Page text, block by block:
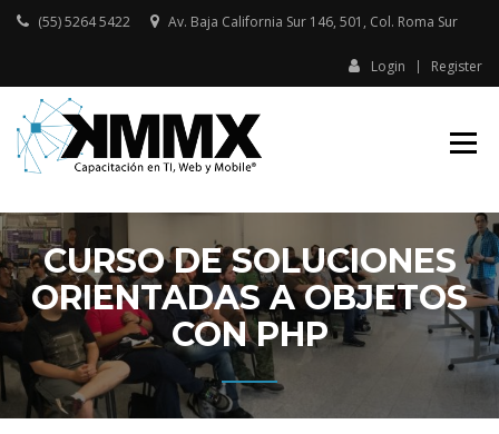
Skip
(55) 5264 5422 Av. Baja California Sur 146, 501, Col. Roma Sur​
Login Register
CAPACITACIÓN
CURSO DE SOLUCIONES
ORIENTADAS A OBJETOS
CON PHP